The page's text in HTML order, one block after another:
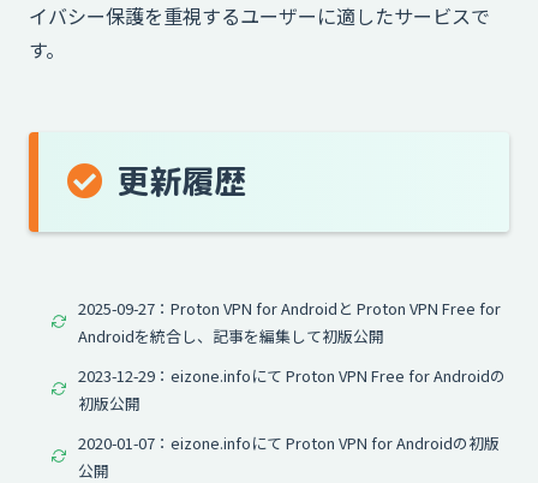
イバシー保護を重視するユーザーに適したサービスで
す。
更新履歴
2025-09-27：Proton VPN for Androidと Proton VPN Free for
Androidを統合し、記事を編集して初版公開
2023-12-29：eizone.infoにて Proton VPN Free for Androidの
初版公開
2020-01-07：eizone.infoにて Proton VPN for Androidの初版
公開